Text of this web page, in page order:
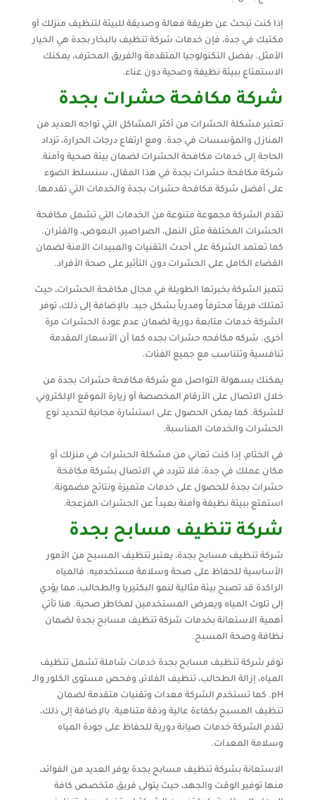
إذا كنت تبحث عن طريقة فعالة وصديقة للبيئة لتنظيف منزلك أو
مكتبك في جدة، فإن خدمات شركة تنظيف بالبخار بجدة هي الخيار
الأمثل. بفضل التكنولوجيا المتقدمة والفريق المحترف، يمكنك
الاستمتاع ببيئة نظيفة وصحية دون عناء.
شركة مكافحة حشرات بجدة
تعتبر مشكلة الحشرات من أكثر المشاكل التي تواجه العديد من
المنازل والمؤسسات في جدة. ومع ارتفاع درجات الحرارة، تزداد
الحاجة إلى خدمات مكافحة الحشرات لضمان بيئة صحية وآمنة.
شركة مكافحة حشرات بجدة في هذا المقال، سنسلط الضوء
على أفضل شركة مكافحة حشرات بجدة والخدمات التي تقدمها.
تقدم الشركة مجموعة متنوعة من الخدمات التي تشمل مكافحة
الحشرات المختلفة مثل النمل، الصراصير، البعوض، والفئران.
كما تعتمد الشركة على أحدث التقنيات والمبيدات الآمنة لضمان
القضاء الكامل على الحشرات دون التأثير على صحة الأفراد.
تتميز الشركة بخبرتها الطويلة في مجال مكافحة الحشرات، حيث
تمتلك فريقاً محترفاً ومدرباً بشكل جيد. بالإضافة إلى ذلك، توفر
الشركة خدمات متابعة دورية لضمان عدم عودة الحشرات مرة
أخرى. شركه مكافحه حشرات بجده كما أن الأسعار المقدمة
تنافسية وتتناسب مع جميع الفئات.
يمكنك بسهولة التواصل مع شركة مكافحة حشرات بجدة من
خلال الاتصال على الأرقام المخصصة أو زيارة الموقع الإلكتروني
للشركة. كما يمكن الحصول على استشارة مجانية لتحديد نوع
الحشرات والخدمات المناسبة.
في الختام، إذا كنت تعاني من مشكلة الحشرات في منزلك أو
مكان عملك في جدة، فلا تتردد في الاتصال بشركة مكافحة
حشرات بجدة للحصول على خدمات متميزة ونتائج مضمونة.
استمتع ببيئة نظيفة وآمنة بعيداً عن الحشرات المزعجة.
شركة تنظيف مسابح بجدة
شركة تنظيف مسابح بجدة، يعتبر تنظيف المسبح من الأمور
الأساسية للحفاظ على صحة وسلامة مستخدميه. فالمياه
الراكدة قد تصبح بيئة مثالية لنمو البكتيريا والطحالب، مما يؤدي
إلى تلوث المياه ويعرض المستخدمين لمخاطر صحية. هنا تأتي
أهمية الاستعانة بخدمات شركة تنظيف مسابح بجدة لضمان
نظافة وصحة المسبح.
توفر شركة تنظيف مسابح بجدة خدمات شاملة تشمل تنظيف
المياه، إزالة الطحالب، تنظيف الفلاتر، وفحص مستوى الكلور والـ
pH. كما تستخدم الشركة معدات وتقنيات متقدمة لضمان
تنظيف المسبح بكفاءة عالية ودقة متناهية. بالإضافة إلى ذلك،
تقدم الشركة خدمات صيانة دورية للحفاظ على جودة المياه
وسلامة المعدات.
الاستعانة بشركة تنظيف مسابح بجدة يوفر العديد من الفوائد،
منها توفير الوقت والجهد، حيث يتولى فريق متخصص كافة